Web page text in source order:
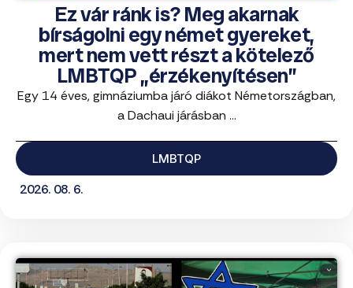
Ez vár ránk is? Meg akarnak
bírságolni egy német gyereket,
mert nem vett részt a kötelező
LMBTQP „érzékenyítésen”
Egy 14 éves, gimnáziumba járó diákot Németországban,
a Dachaui járásban ...
LMBTQP
2026. 08. 6.